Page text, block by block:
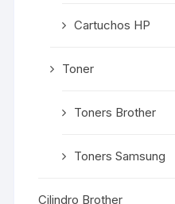
Cartuchos HP
Toner
Toners Brother
Toners Samsung
Cilindro Brother